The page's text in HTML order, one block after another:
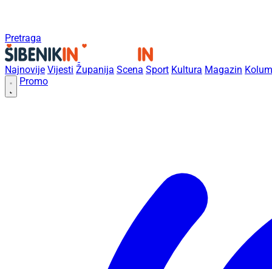
Pretraga
Najnovije Vijesti Županija Scena Sport Kultura Magazin
Promo